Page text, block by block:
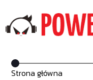
Strona główna